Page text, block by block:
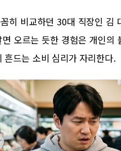
히 비교하던 30대 직장인 김
오르는 듯한 경험은 개인의
드는 소비 심리가 자리한다.